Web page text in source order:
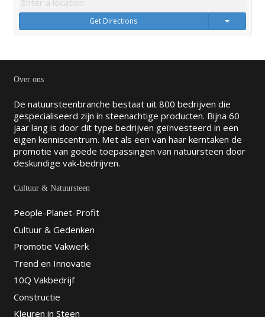
Get Directions
Over ons
De natuursteenbranche bestaat uit 800 bedrijven die
gespecialiseerd zijn in steenachtige producten. Bijna 60
jaar lang is door dit type bedrijven geïnvesteerd in een
eigen kenniscentrum. Met als een van haar kerntaken de
promotie van goede toepassingen van natuursteen door
deskundige vak-bedrijven.
Cultuur & Natuursteen
People-Planet-Profit
Cultuur & Gedenken
Promotie Vakwerk
Trend en Innovatie
10Q Vakbedrijf
Constructie
Kleuren in Steen